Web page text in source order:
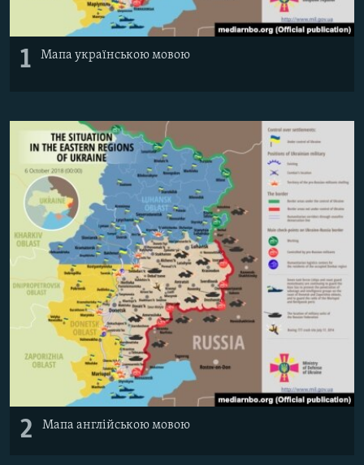
ДОЛУЧАЙСЯ!
Усі сайти RFE/RL
1 Мапа українською мовою
2 Мапа англійською мовою